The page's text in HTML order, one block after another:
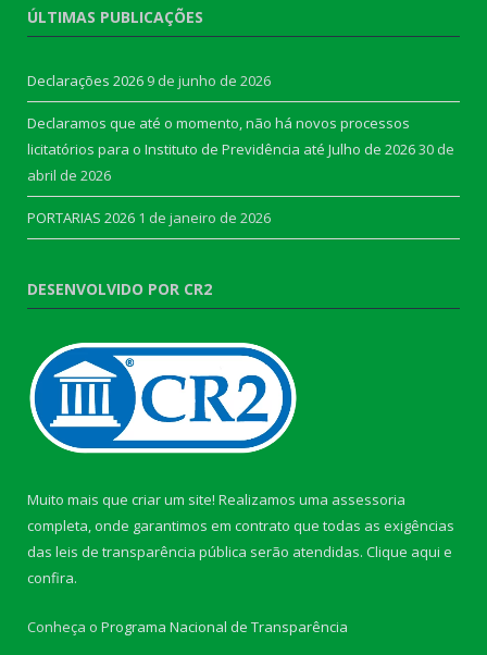
ÚLTIMAS PUBLICAÇÕES
Declarações 2026 9 de junho de 2026
Declaramos que até o momento, não há novos processos
licitatórios para o Instituto de Previdência até Julho de 202630 de
abril de 2026
PORTARIAS 2026 1 de janeiro de 2026
DESENVOLVIDO POR CR2
Muito mais que criar um site! Realizamos uma assessoria
completa, onde garantimos em contrato que todas as exigências
das leis de transparência pública serão atendidas. Clique aqui e
confira.
Conheça o Programa Nacional de Transparência